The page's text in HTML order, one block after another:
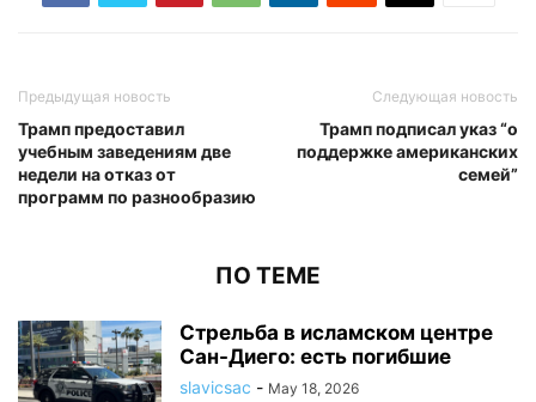
Предыдущая новость
Трамп предоставил
учебным заведениям две
недели на отказ от
программ по разнообразию
Следующая новость
Трамп подписал указ “о
поддержке американских
семей”
ПО ТЕМЕ
Стрельба в исламском центре
Сан-Диего: есть погибшие
slavicsac - May 18, 2026